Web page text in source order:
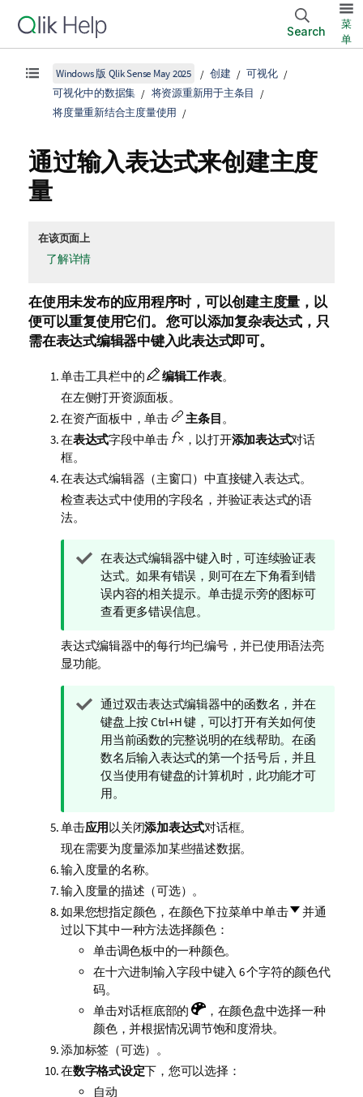
Search
菜
单
Windows 版 Qlik Sense May 2025 创建
可视化
可视化中的数据集
将资源重新用于主条目
将度量重新结合主度量使用
通过输入表达式来创建主度
量
在该页面上
了解详情
在使用未发布的应用程序时，可以创建主度量，以
便可以重复使用它们。 您可以添加复杂表达式，只
需在表达式编辑器中键入此表达式即可。
单击工具栏中的 编辑工作表。
在左侧打开资源面板。
在资产面板中，单击
主条目。
在表达式字段中单击 ，以打开添加表达式对话
框。
在表达式编辑器（主窗口）中直接键入表达式。
检查表达式中使用的字段名，并验证表达式的语
法。
提
示
注
释
在表达式编辑器中键入时，可连续验证表
达式。如果有错误，则可在左下角看到错
误内容的相关提示。单击提示旁的图标可
查看更多错误信息。
表达式编辑器中的每行均已编号，并已使用语法亮
显功能。
提
示
注
释
通过双击表达式编辑器中的函数名，并在
键盘上按 Ctrl+H 键，可以打开有关如何使
用当前函数的完整说明的在线帮助。在函
数名后输入表达式的第一个括号后，并且
仅当使用有键盘的计算机时，此功能才可
用。
单击应用以关闭添加表达式对话框。
现在需要为度量添加某些描述数据。
输入度量的名称。
输入度量的描述（可选）。
如果您想指定颜色，在颜色下拉菜单中单击
并通
过以下其中一种方法选择颜色：
单击调色板中的一种颜色。
在十六进制输入字段中键入 6 个字符的颜色代
码。
单击对话框底部的
，在颜色盘中选择一种
颜色，并根据情况调节饱和度滑块。
添加标签（可选）。
在数字格式设定下，您可以选择：
自动